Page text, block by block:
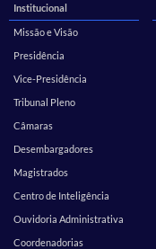
Institucional
Missão e Visão
Presidência
Vice-Presidência
Tribunal Pleno
Câmaras
Desembargadores
Magistrados
Centro de Inteligência
Ouvidoria Administrativa
Coordenadorias